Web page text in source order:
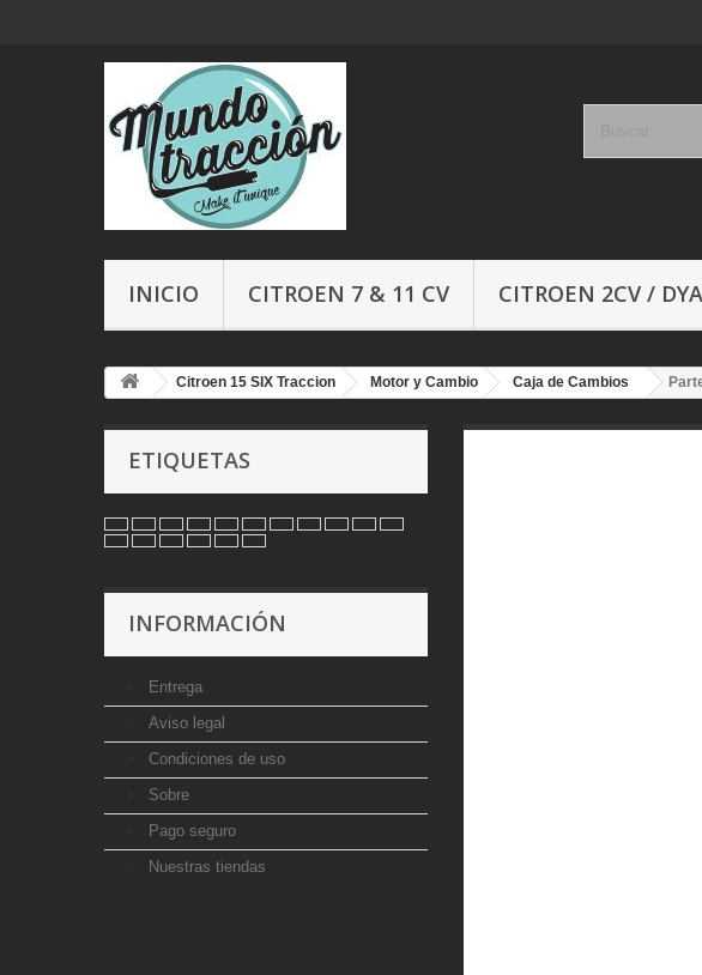
INICIO CITROEN 7 & 11 CV CITROEN 2CV /
Citroen 15 SIX Traccion Motor y Cambio Caja de Cambios
ETIQUETAS
INFORMACIÓN
Entrega
Aviso legal
Condiciones de uso
Sobre
Pago seguro
Nuestras tiendas